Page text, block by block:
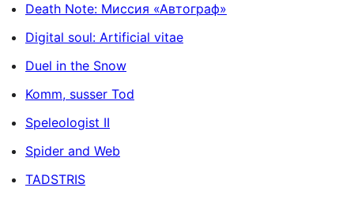
Death Note: Миссия «Автограф»
Digital soul: Artificial vitae
Duel in the Snow
Komm, susser Tod
Speleologist II
Spider and Web
TADSTRIS